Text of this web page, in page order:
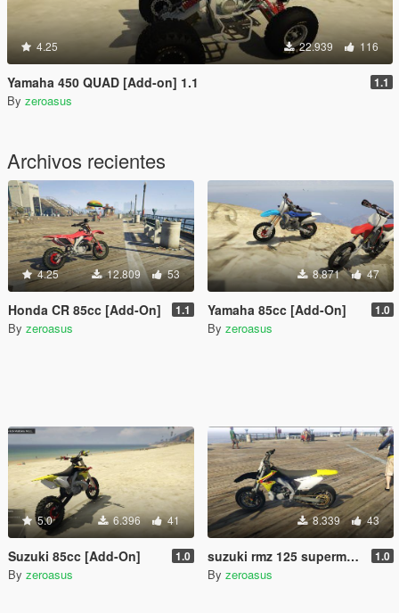
4.25 22.939 116
Yamaha 450 QUAD [Add-on] 1.1 1.1
By zeroasus
Archivos recientes
4.25 12.809 53
Honda CR 85cc [Add-On] 1.1
By zeroasus
8.871 47
Yamaha 85cc [Add-On] 1.0
By zeroasus
5.0 6.396 41
Suzuki 85cc [Add-On] 1.0
By zeroasus
8.339 43
suzuki rmz 125 supermotard1.0 (add-on) 1.0
By zeroasus